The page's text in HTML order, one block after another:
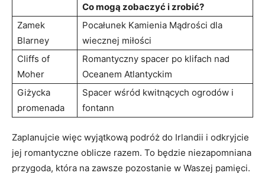
Co ​mogą zobaczyć i zrobić?
Zamek
Blarney
Pocałunek Kamienia⁣ Mądrości ‌dla‍
wiecznej miłości
Cliffs of
⁤Moher
Romantyczny spacer po klifach nad ​
Oceanem Atlantyckim
Giżycka
promenada
Spacer‍ wśród kwitnących ogrodów i⁤
fontann
Zaplanujcie ‌więc wyjątkową podróż do Irlandii i odkryjcie
⁤jej romantyczne‌ oblicze razem. To‌ będzie niezapomniana
przygoda, która na zawsze pozostanie w Waszej ‌pamięci.